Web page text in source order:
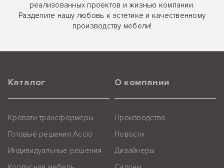
реализованных проектов и жизнью компании.
Разделите нашу любовь к эстетике и качественному
производству мебели!
Каталог
Кровати трансформеры
Готовые решения Accio
Индивидуальные решения
О компании
Производство
Новости
Дизайнеры